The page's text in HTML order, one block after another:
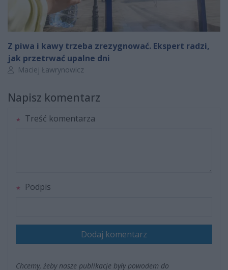
Z piwa i kawy trzeba zrezygnować. Ekspert radzi,
jak przetrwać upalne dni
Autor artykułu:
Maciej Ławrynowicz
Napisz komentarz
Treść komentarza
Podpis
Dodaj komentarz
Chcemy, żeby nasze publikacje były powodem do